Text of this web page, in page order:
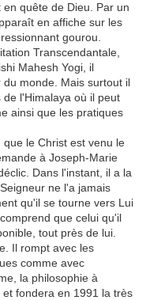
quête de Dieu. Par un
en affiche sur les
gourou.
Transcendantale,
Mahesh Yogi, il
monde. Mais surtout il
l'Himalaya où il peut
ainsi que les pratiques
le Christ est venu le
à Joseph-Marie
Dans l'instant, il a la
ne l'a jamais
qu'il se tourne vers Lui
que celui qu'il
tout près de lui.
Il rompt avec les
comme avec
la philosophie à
fondera en 1991 la très